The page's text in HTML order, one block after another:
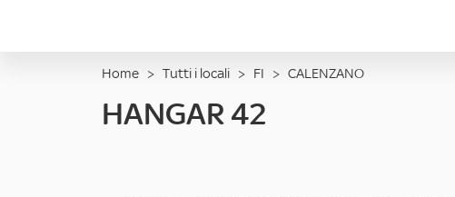
Home > Tutti i locali > FI > CALENZANO
HANGAR 42